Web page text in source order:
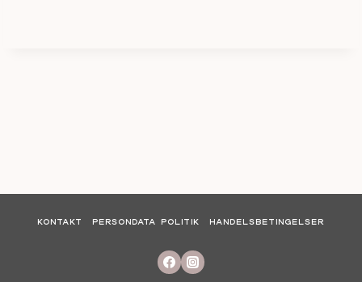
KONTAKT PERSONDATA POLITIK HANDELSBETINGELSER